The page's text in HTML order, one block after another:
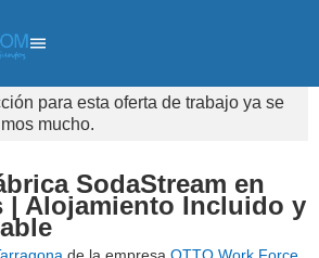
para esta oferta de trabajo ya se
mucho.
SodaStream en
| Alojamiento Incluido y